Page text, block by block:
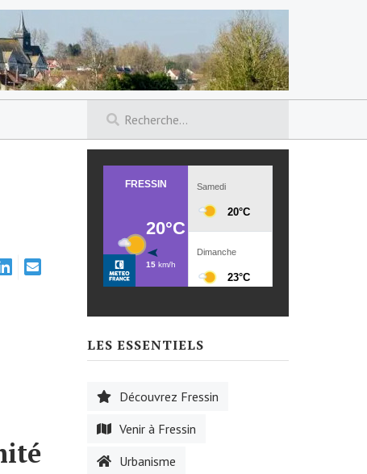
LES ESSENTIELS
Découvrez Fressin
Venir à Fressin
Urbanisme